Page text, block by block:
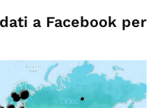
a Facebook per